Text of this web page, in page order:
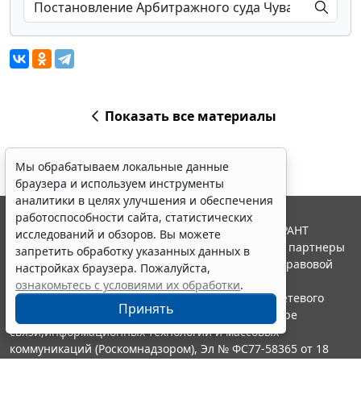
Показать все материалы
Мы обрабатываем локальные данные
браузера и используем инструменты
аналитики в целях улучшения и обеспечения
работоспособности сайта, статистических
исследований и обзоров. Вы можете
запретить обработку указанных данных в
настройках браузера. Пожалуйста,
ознакомьтесь с условиями их обработки.
Принять
© ООО "НПП "ГАРАНТ-СЕРВИС", 2026. Система ГАРАНТ
выпускается с 1990 года. Компания "Гарант" и ее партнеры
являются участниками Российской ассоциации правовой
информации ГАРАНТ.
Портал ГАРАНТ.РУ зарегистрирован в качестве сетевого
издания Федеральной службой по надзору в сфере
связи,информационных технологий и массовых
коммуникаций (Роскомнадзором), Эл № ФС77-58365 от 18